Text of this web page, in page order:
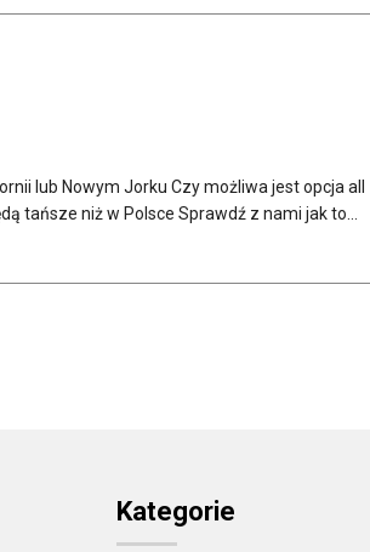
lub Nowym Jorku Czy możliwa jest opcja all
tańsze niż w Polsce Sprawdź z nami jak to...
Kategorie